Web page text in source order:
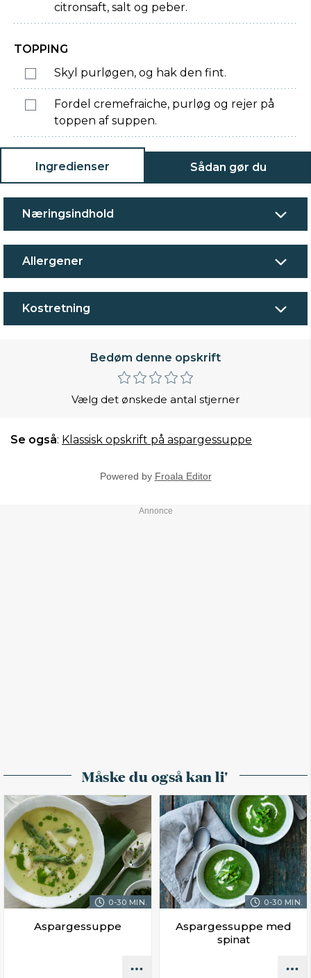
citronsaft, salt og peber.
TOPPING
Skyl purløgen, og hak den fint.
Fordel cremefraiche, purløg og rejer på
toppen af suppen.
Ingredienser Sådan gør du
Næringsindhold
Allergener
Kostretning
Bedøm denne opskrift
Vælg det ønskede antal stjerner
Se også: Klassisk opskrift på aspargessuppe
Powered by Froala Editor
Måske du også kan li'
0-30 MIN.
Aspargessuppe
0-30 MIN.
Aspargessuppe med
spinat